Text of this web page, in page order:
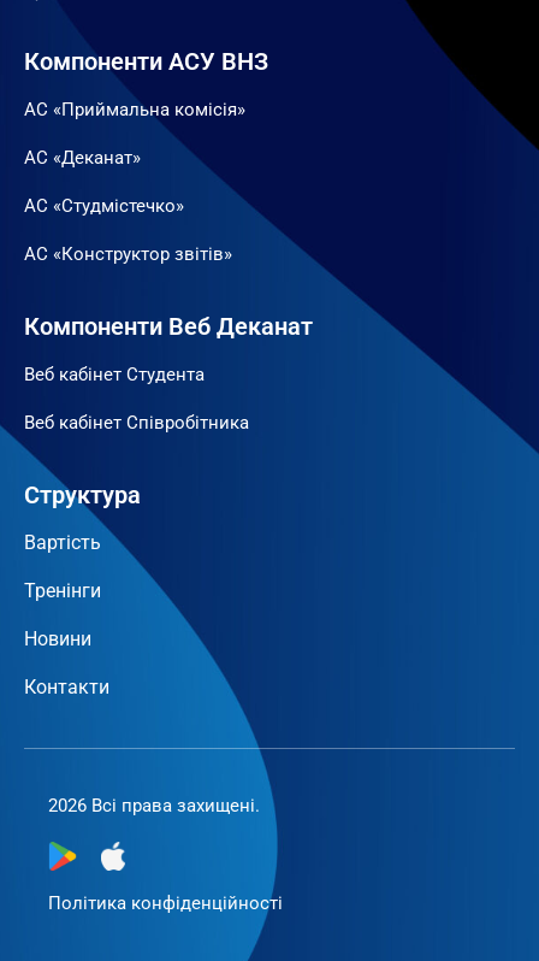
Компоненти АСУ ВНЗ
АС «Приймальна комісія»
АС «Деканат»
АС «Студмістечко»
АС «Конструктор звітів»
Компоненти Веб Деканат
Веб кабінет Студента
Веб кабінет Співробітника
Структура
Вартість
Тренінги
Новини
Контакти
2026 Всі права захищені.
Політика конфіденційності